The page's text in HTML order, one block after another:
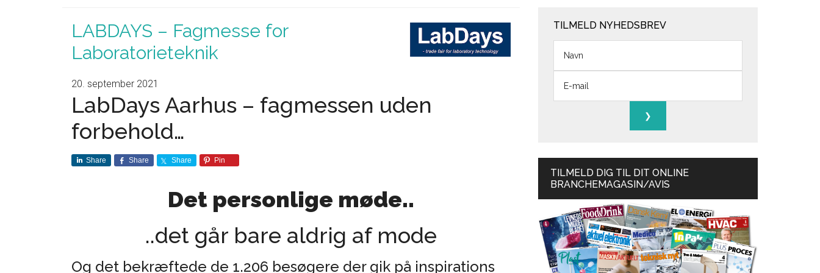
LABDAYS – Fagmesse for
Laboratorieteknik
20. september 2021
LabDays Aarhus – fagmessen uden
forbehold…
Share Share Share Pin
Det personlige møde..
..det går bare aldrig af mode
Og det bekræftede de 1.206 besøgere der gik på inspirations
TILMELD NYHEDSBREV
TILMELD DIG TIL DIT ONLINE
BRANCHEMAGASIN/AVIS